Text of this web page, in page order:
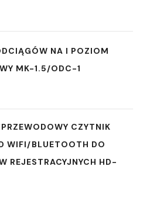
NA I POZIOM
MK-1.5/ODC-1
CZYTNIK
WIFI/BLUETOOTH DO
REJESTRACYJNYCH HD-